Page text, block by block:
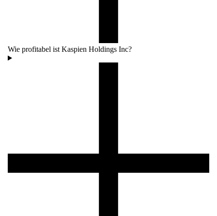
Wie profitabel ist Kaspien Holdings Inc?